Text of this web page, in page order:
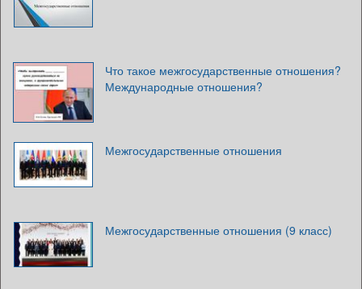
Что такое межгосударственные отношения?
Международные отношения?
Межгосударственные отношения
Межгосударственные отношения (9 класс)